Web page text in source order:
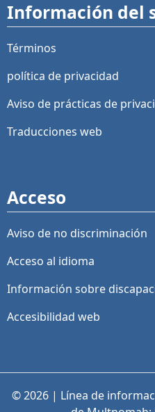
Información del
Términos
política de privacidad
Aviso de prácticas de
Traducciones web
Acceso
Aviso de no discriminación
Acceso al idioma
Información sobre
Accesibilidad web
© 2026 | Línea de